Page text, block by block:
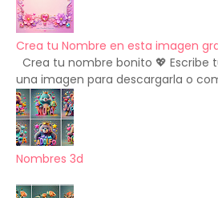
Crea tu Nombre en esta imagen
Crea tu nombre bonito 💖 Escribe
una imagen para descargarla o
Nombres 3d